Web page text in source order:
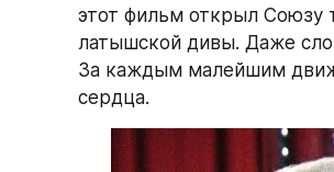
этот фильм открыл Союзу
латышской дивы. Даже
За каждым малейшим
сердца.